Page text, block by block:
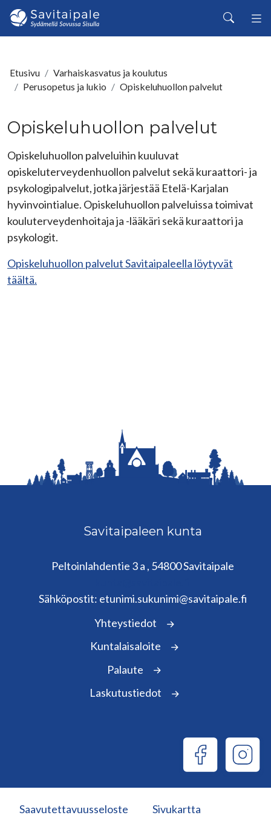
Siirry pääsisältöön
Haku
Etusivu
Varhaiskasvatus ja koulutus
Perusopetus ja lukio
Opiskeluhuollon palvelut
Opiskeluhuollon palvelut
Opiskeluhuollon palveluihin kuuluvat
opiskeluterveydenhuollon palvelut sekä kuraattori- ja
psykologipalvelut, jotka järjestää Etelä-Karjalan
hyvinvointialue. Opiskeluhuollon palveluissa toimivat
kouluterveydenhoitaja ja -lääkäri sekä kuraattori ja
psykologit.
Opiskeluhuollon palvelut Savitaipaleella löytyvät
täältä.
Savitaipaleen kunta
Peltoinlahdentie 3 a , 54800 Savitaipale
Sähköpostit: etunimi.sukunimi@savitaipale.fi
Yhteystiedot
Kuntalaisaloite
Palaute
Laskutustiedot
Saavutettavuusseloste Sivukartta